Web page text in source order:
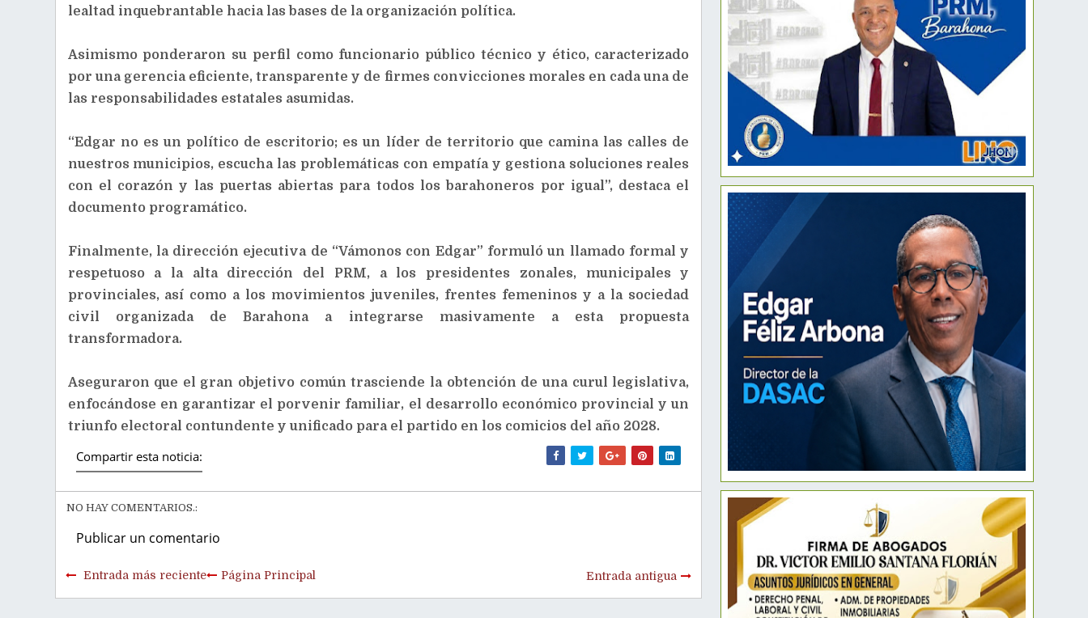
lealtad inquebrantable hacia las bases de la organización política.
Asimismo ponderaron su perfil como funcionario público técnico y ético, caracterizado
por una gerencia eficiente, transparente y de firmes convicciones morales en cada una de
las responsabilidades estatales asumidas.
“Edgar no es un político de escritorio; es un líder de territorio que camina las calles de
nuestros municipios, escucha las problemáticas con empatía y gestiona soluciones reales
con el corazón y las puertas abiertas para todos los barahoneros por igual”, destaca el
documento programático.
Finalmente, la dirección ejecutiva de “Vámonos con Edgar” formuló un llamado formal y
respetuoso a la alta dirección del PRM, a los presidentes zonales, municipales y
provinciales, así como a los movimientos juveniles, frentes femeninos y a la sociedad
civil organizada de Barahona a integrarse masivamente a esta propuesta
transformadora.
Aseguraron que el gran objetivo común trasciende la obtención de una curul legislativa,
enfocándose en garantizar el porvenir familiar, el desarrollo económico provincial y un
triunfo electoral contundente y unificado para el partido en los comicios del año 2028.
Compartir esta noticia:
NO HAY COMENTARIOS.:
Publicar un comentario
Entrada más reciente Entrada antigua
Página Principal